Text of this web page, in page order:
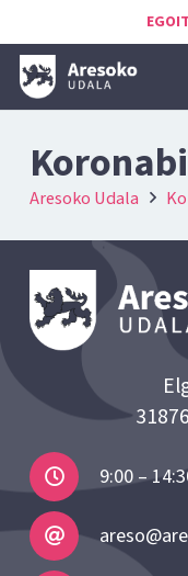
Aresoko Udala
9:00 –